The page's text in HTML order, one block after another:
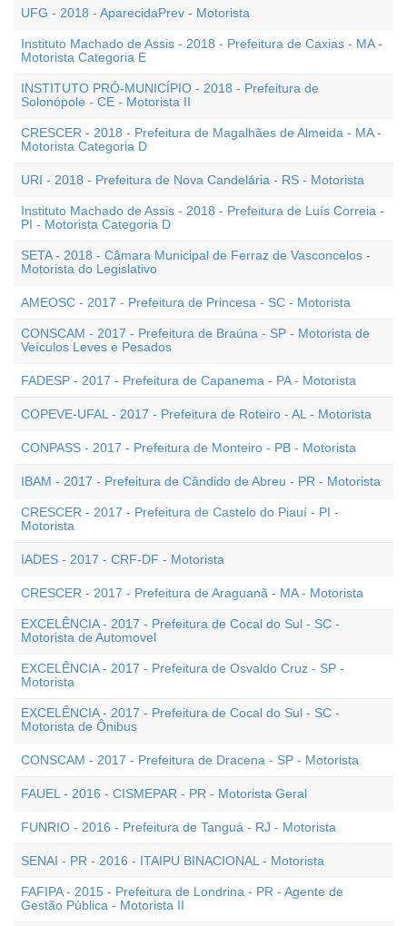
UFG - 2018 - AparecidaPrev - Motorista
Instituto Machado de Assis - 2018 - Prefeitura de Caxias - MA -
Motorista Categoria E
INSTITUTO PRÓ-MUNICÍPIO - 2018 - Prefeitura de
Solonópole - CE - Motorista II
CRESCER - 2018 - Prefeitura de Magalhães de Almeida - MA -
Motorista Categoria D
URI - 2018 - Prefeitura de Nova Candelária - RS - Motorista
Instituto Machado de Assis - 2018 - Prefeitura de Luís Correia -
PI - Motorista Categoria D
SETA - 2018 - Câmara Municipal de Ferraz de Vasconcelos -
Motorista do Legislativo
AMEOSC - 2017 - Prefeitura de Princesa - SC - Motorista
CONSCAM - 2017 - Prefeitura de Braúna - SP - Motorista de
Veículos Leves e Pesados
FADESP - 2017 - Prefeitura de Capanema - PA - Motorista
COPEVE-UFAL - 2017 - Prefeitura de Roteiro - AL - Motorista
CONPASS - 2017 - Prefeitura de Monteiro - PB - Motorista
IBAM - 2017 - Prefeitura de Cândido de Abreu - PR - Motorista
CRESCER - 2017 - Prefeitura de Castelo do Piauí - PI -
Motorista
IADES - 2017 - CRF-DF - Motorista
CRESCER - 2017 - Prefeitura de Araguanã - MA - Motorista
EXCELÊNCIA - 2017 - Prefeitura de Cocal do Sul - SC -
Motorista de Automovel
EXCELÊNCIA - 2017 - Prefeitura de Osvaldo Cruz - SP -
Motorista
EXCELÊNCIA - 2017 - Prefeitura de Cocal do Sul - SC -
Motorista de Ônibus
CONSCAM - 2017 - Prefeitura de Dracena - SP - Motorista
FAUEL - 2016 - CISMEPAR - PR - Motorista Geral
FUNRIO - 2016 - Prefeitura de Tanguá - RJ - Motorista
SENAI - PR - 2016 - ITAIPU BINACIONAL - Motorista
FAFIPA - 2015 - Prefeitura de Londrina - PR - Agente de
Gestão Pública - Motorista II